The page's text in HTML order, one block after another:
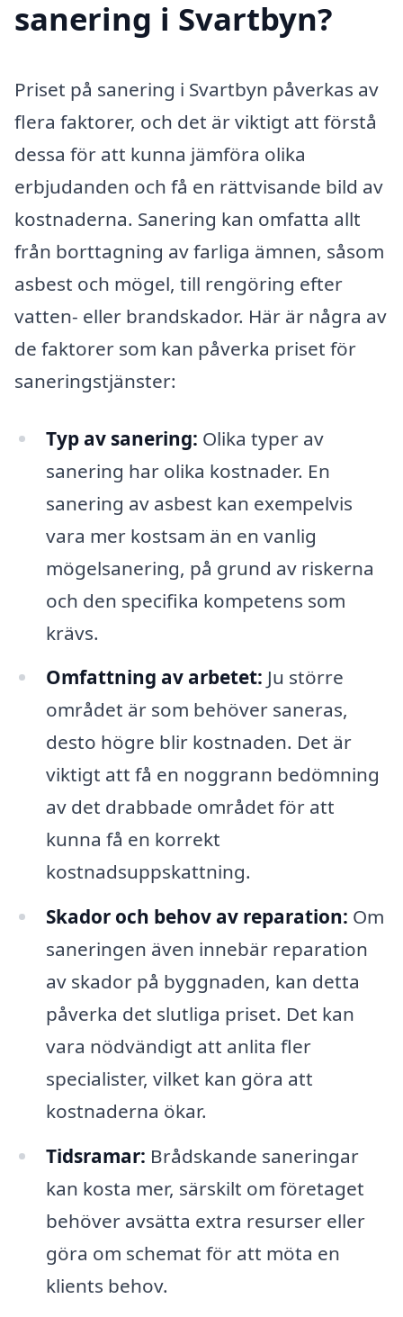
sanering i Svartbyn?
Priset på sanering i Svartbyn påverkas av
flera faktorer, och det är viktigt att förstå
dessa för att kunna jämföra olika
erbjudanden och få en rättvisande bild av
kostnaderna. Sanering kan omfatta allt
från borttagning av farliga ämnen, såsom
asbest och mögel, till rengöring efter
vatten- eller brandskador. Här är några av
de faktorer som kan påverka priset för
saneringstjänster:
Typ av sanering: Olika typer av
sanering har olika kostnader. En
sanering av asbest kan exempelvis
vara mer kostsam än en vanlig
mögelsanering, på grund av riskerna
och den specifika kompetens som
krävs.
Omfattning av arbetet: Ju större
området är som behöver saneras,
desto högre blir kostnaden. Det är
viktigt att få en noggrann bedömning
av det drabbade området för att
kunna få en korrekt
kostnadsuppskattning.
Skador och behov av reparation: Om
saneringen även innebär reparation
av skador på byggnaden, kan detta
påverka det slutliga priset. Det kan
vara nödvändigt att anlita fler
specialister, vilket kan göra att
kostnaderna ökar.
Tidsramar: Brådskande saneringar
kan kosta mer, särskilt om företaget
behöver avsätta extra resurser eller
göra om schemat för att möta en
klients behov.